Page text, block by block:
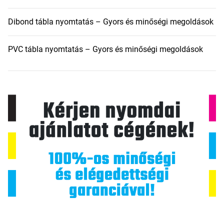
Dibond tábla nyomtatás – Gyors és minőségi megoldások
PVC tábla nyomtatás – Gyors és minőségi megoldások